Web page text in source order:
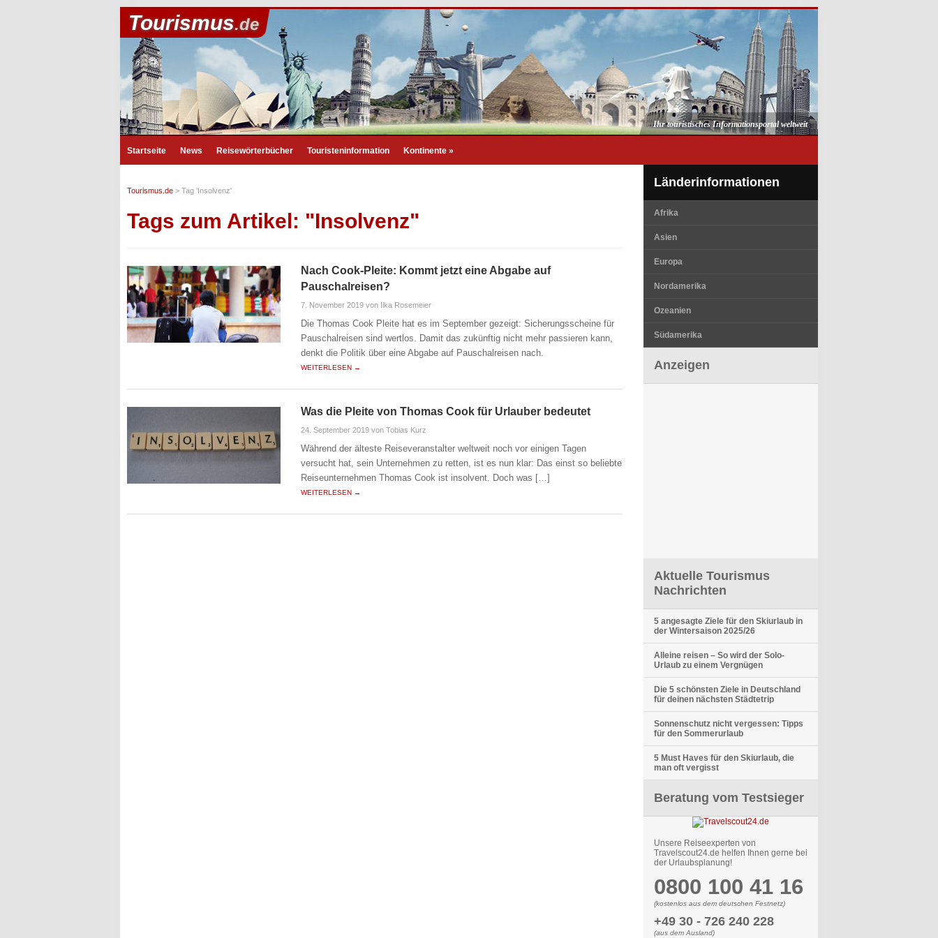
Tourismus.de
Ihr touristisches Informationsportal weltweit
Startseite News Reisewörterbücher Touristeninformation Kontinente »
Tourismus.de > Tag 'Insolvenz'
Tags zum Artikel: "Insolvenz"
Nach Cook-Pleite: Kommt jetzt eine Abgabe auf
Pauschalreisen?
7. November 2019 von Ilka Rosemeier
Die Thomas Cook Pleite hat es im September gezeigt: Sicherungsscheine für
Pauschalreisen sind wertlos. Damit das zukünftig nicht mehr passieren kann,
denkt die Politik über eine Abgabe auf Pauschalreisen nach.
WEITERLESEN →
Was die Pleite von Thomas Cook für Urlauber bedeutet
24. September 2019 von Tobias Kurz
Während der älteste Reiseveranstalter weltweit noch vor einigen Tagen
versucht hat, sein Unternehmen zu retten, ist es nun klar: Das einst so beliebte
Reiseunternehmen Thomas Cook ist insolvent. Doch was […]
WEITERLESEN →
Länderinformationen
Afrika
Asien
Europa
Nordamerika
Ozeanien
Südamerika
Anzeigen
Aktuelle Tourismus
Nachrichten
5 angesagte Ziele für den Skiurlaub in
der Wintersaison 2025/26
Alleine reisen – So wird der Solo-
Urlaub zu einem Vergnügen
Die 5 schönsten Ziele in Deutschland
für deinen nächsten Städtetrip
Sonnenschutz nicht vergessen: Tipps
für den Sommerurlaub
5 Must Haves für den Skiurlaub, die
man oft vergisst
Beratung vom Testsieger
Unsere Reiseexperten von
Travelscout24.de helfen Ihnen gerne bei
der Urlaubsplanung!
0800 100 41 16
(kostenlos aus dem deutschen Festnetz)
+49 30 - 726 240 228
(aus dem Ausland)